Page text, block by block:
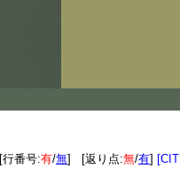
[行番号:有/無] [返り点:無/有]